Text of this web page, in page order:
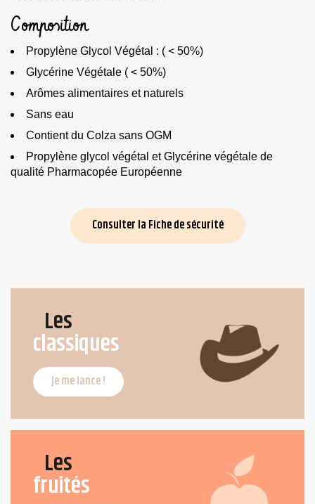
Composition
Propylène Glycol Végétal : ( < 50%)
Glycérine Végétale ( < 50%)
Arômes alimentaires et naturels
Sans eau
Contient du Colza sans OGM
Propylène glycol végétal et Glycérine végétale de
qualité Pharmacopée Européenne
Consulter la Fiche de sécurité
Les
classiques
Je me lance !
Les
fruités